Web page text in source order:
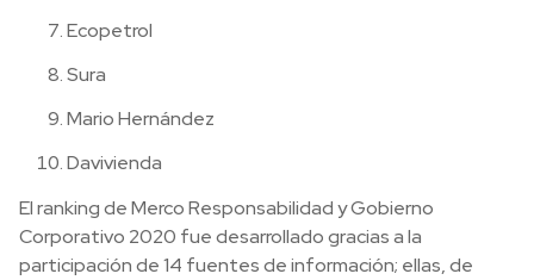
Ecopetrol
Sura
Mario Hernández
Davivienda
El ranking de Merco Responsabilidad y Gobierno
Corporativo 2020 fue desarrollado gracias a la
participación de 14 fuentes de información; ellas, de